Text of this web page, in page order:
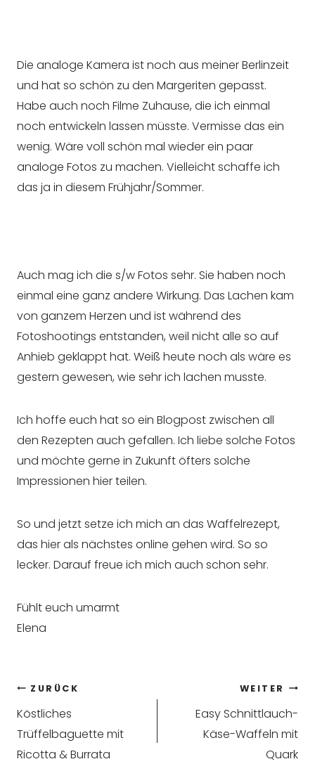
Die analoge Kamera ist noch aus meiner Berlinzeit
und hat so schön zu den Margeriten gepasst.
Habe auch noch Filme Zuhause, die ich einmal
noch entwickeln lassen müsste. Vermisse das ein
wenig. Wäre voll schön mal wieder ein paar
analoge Fotos zu machen. Vielleicht schaffe ich
das ja in diesem Frühjahr/Sommer.
Auch mag ich die s/w Fotos sehr. Sie haben noch
einmal eine ganz andere Wirkung. Das Lachen kam
von ganzem Herzen und ist während des
Fotoshootings entstanden, weil nicht alle so auf
Anhieb geklappt hat. Weiß heute noch als wäre es
gestern gewesen, wie sehr ich lachen musste.
Ich hoffe euch hat so ein Blogpost zwischen all
den Rezepten auch gefallen. Ich liebe solche Fotos
und möchte gerne in Zukunft öfters solche
Impressionen hier teilen.
So und jetzt setze ich mich an das Waffelrezept,
das hier als nächstes online gehen wird. So so
lecker. Darauf freue ich mich auch schon sehr.
Fühlt euch umarmt
Elena
Beitragsnavigation
ZURÜCK
Köstliches
Trüffelbaguette mit
Ricotta & Burrata
WEITER
Easy Schnittlauch-
Käse-Waffeln mit
Quark